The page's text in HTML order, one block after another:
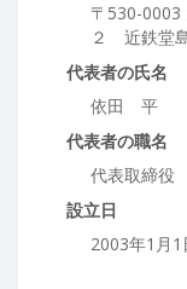
〒530-0003
２ 近鉄堂
代表者の氏名
依田 平
代表者の職名
代表取締役
設立日
2003年1月1